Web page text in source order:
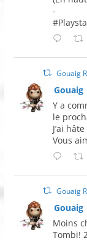
-
Gouaig
Gouaig
Y a
le
J’ai
Vous
Gouaig
Gouaig
Moins
Tombi!